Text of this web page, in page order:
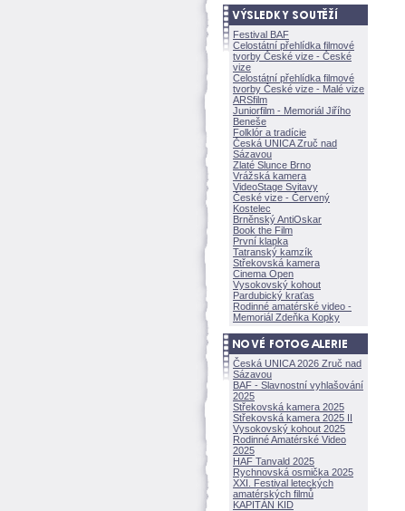
Festival BAF
Celostátní přehlídka filmové
tvorby České vize - České
vize
Celostátní přehlídka filmové
tvorby České vize - Malé vize
ARSfilm
Juniorfilm - Memoriál Jiřího
Beneše
Folklór a tradície
Česká UNICA Zruč nad
Sázavou
Zlaté Slunce Brno
Vrážská kamera
VideoStage Svitavy
České vize - Červený
Kostelec
Brněnský AntiOskar
Book the Film
První klapka
Tatranský kamzík
Střekovská kamera
Cinema Open
Vysokovský kohout
Pardubický kraťas
Rodinné amatérské video -
Memoriál Zdeňka Kopky
Česká UNICA 2026 Zruč nad
Sázavou
BAF - Slavnostní vyhlašování
2025
Střekovská kamera 2025
Střekovská kamera 2025 II
Vysokovský kohout 2025
Rodinné Amatérské Video
2025
HAF Tanvald 2025
Rychnovská osmička 2025
XXI. Festival leteckých
amatérských filmů
KAPITÁN KID